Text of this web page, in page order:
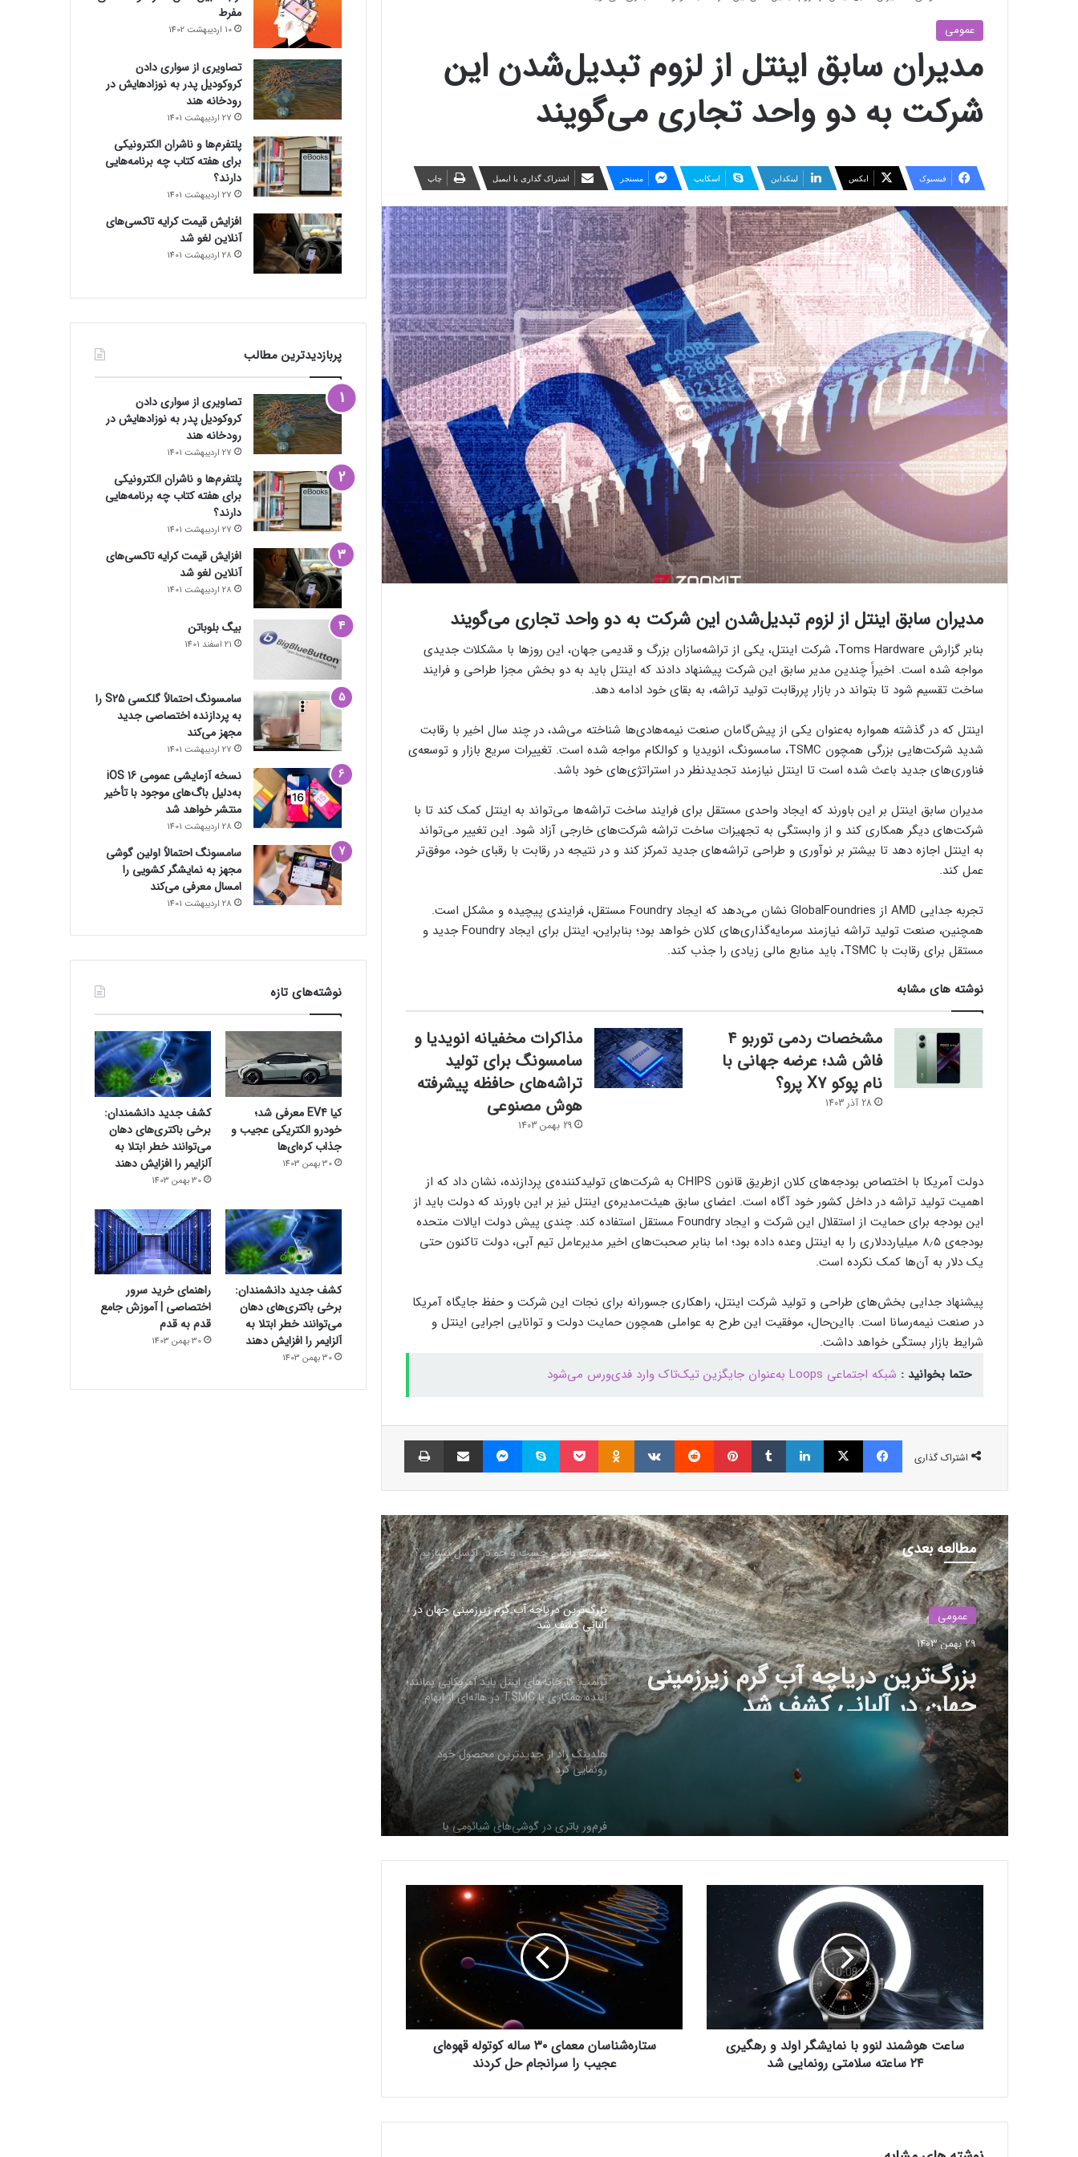
عمومی
مدیران سابق اینتل از لزوم‌ تبدیل‌شدن این
شرکت به دو واحد تجاری می‌گویند
فیسبوک ایکس لینکداین اسکایپ مسنجر اشتراک گذاری با ایمیل چاپ
مدیران سابق اینتل از لزوم‌ تبدیل‌شدن این شرکت به دو واحد تجاری می‌گویند
بنابر گزارش Toms Hardware، شرکت اینتل، یکی از تراشه‌سازان بزرگ‌ و قدیمی‌ جهان، این روزها با مشکلات جدیدی
مواجه شده است. اخیراً چندین مدیر سابق این شرکت پیشنهاد دادند که اینتل باید به دو بخش مجزا طراحی و فرایند
ساخت تقسیم شود تا بتواند در بازار پررقابت تولید تراشه، به بقای خود ادامه دهد.
اینتل که در گذشته همواره به‌عنوان یکی از پیش‌گامان صنعت نیمه‌هادی‌ها شناخته می‌شد، در چند سال‌ اخیر با رقابت
شدید شرکت‌هایی بزرگی همچون TSMC، سامسونگ، انویدیا و کوالکام مواجه شده است. تغییرات سریع بازار و توسعه‌ی
فناوری‌های جدید باعث شده است تا اینتل نیازمند تجدیدنظر در استراتژی‌های خود باشد.
مدیران سابق اینتل بر این باورند که ایجاد واحدی مستقل برای فرایند ساخت تراشه‌ها می‌تواند به اینتل کمک کند تا با
شرکت‌های دیگر همکاری کند و از وابستگی به تجهیزات ساخت تراشه شرکت‌های خارجی آزاد شود. این تغییر می‌تواند
به اینتل اجازه دهد تا بیشتر بر نوآوری و طراحی تراشه‌های جدید تمرکز کند و در نتیجه در رقابت با رقبای خود، موفق‌تر
عمل کند.
تجربه جدایی AMD از GlobalFoundries نشان می‌دهد که ایجاد Foundry مستقل، فرایندی پیچیده و مشکل است.
همچنین، صنعت تولید تراشه نیازمند سرمایه‌گذاری‌های کلان خواهد بود؛ بنابراین، اینتل برای ایجاد Foundry جدید و
مستقل برای رقابت با TSMC، باید منابع مالی زیادی را جذب کند.
نوشته های مشابه
مشخصات ردمی توربو ۴
فاش شد؛ عرضه جهانی با
نام پوکو X7 پرو؟
28 آذر 1403
مذاکرات مخفیانه انویدیا و
سامسونگ برای تولید
تراشه‌های حافظه پیشرفته
هوش مصنوعی
29 بهمن 1403
دولت آمریکا با اختصاص بودجه‌های کلان ازطریق قانون CHIPS به شرکت‌های تولیدکننده‌ی پردازنده، نشان داد که از
اهمیت تولید تراشه در داخل کشور خود آگاه است. اعضای سابق هیئت‌مدیره‌ی اینتل نیز بر این باورند که دولت باید از
این بودجه برای حمایت از استقلال این شرکت و ایجاد Foundry مستقل استفاده کند. چندی پیش دولت ایالات متحده
بودجه‌ی ۸٫۵ میلیارددلاری را به اینتل وعده داده بود؛ اما بنابر صحبت‌های اخیر مدیرعامل تیم آبی، دولت تاکنون حتی
یک دلار به آن‌ها کمک نکرده است.
پیشنهاد جدایی بخش‌های طراحی و تولید شرکت اینتل، راهکاری جسورانه برای نجات این شرکت و حفظ جایگاه آمریکا
در صنعت نیمه‌رسانا است. بااین‌حال، موفقیت این طرح به عواملی همچون حمایت دولت و توانایی اجرایی اینتل و
شرایط بازار بستگی خواهد داشت.
حتما بخوانید : شبکه اجتماعی Loops به‌عنوان جایگزین تیک‌تاک وارد فدی‌ورس می‌شود
اشتراک گذاری
فیسبوک ایکس لینکداین تامبلر پینتریست Reddit
VKontakte
Odnoklassniki پاکت اسکایپ مسنجر اشتراک گذاری با ایمیل
مطالعه بعدی
عمومی
29 بهمن 1403
بزرگ‌ترین دریاچه آب گرم زیرزمینی
جهان در آلبانی کشف شد
فرم‌ور باتری در گوشی‌های شیائومی با
بیشتر مواد با حرارت‌دادن نرم می‌شوند؛ پس
چرا تخم مرغ سفت می‌شود؟
گذاشت؛ پایانی بر عصر کامت‌لیک
گیمرها، محتواسازان و کسب‌وکارها
کم‌درآمد ارائه می‌شود
چگونه باکس جست و جو در اکسل بسازیم؟
بزرگ‌ترین دریاچه آب گرم زیرزمینی جهان در
آلبانی کشف شد
ترامپ: کارخانه‌های اینتل باید آمریکایی بمانند؛
آینده همکاری با TSMC در هاله‌ای از ابهام
هلدینگ راد از جدیدترین محصول خود
رونمایی کرد
فرم‌ور باتری در گوشی‌های شیائومی با
سیستم‌عامل HyperOS 2.0 به‌روزرسانی
مخفی دریافت کرد
بیشتر مواد با حرارت‌دادن نرم می‌شوند؛ پس
چرا تخم مرغ سفت می‌شود؟
مایکروسافت پشتیبانی از پردازنده‌های نسل ۱۰
اینتل را در ویندوز Windows 11 24H2 کنار
گذاشت؛ پایانی بر عصر کامت‌لیک
نسل جدید مانیتور استودیو دیسپلی اپل سال
۲۰۲۶ از راه می‌رسد؛ گزارش بلومبرگ
همراه اول | مودم‌های رومیزی 5G انتخاب اول
ع
ه
و
م
ن
و
ساعت هوشمند لنوو با نمایشگر اولد و رهگیری
۲۴ ساعته سلامتی رونمایی شد
ر
س
ع
ستاره‌شناسان معمای ۳۰ ساله کوتوله قهوه‌ای
عجیب را سرانجام حل کردند
مفرط
10 اردیبهشت 1402
تصاویری از سواری دادن
کروکودیل پدر به نوزادهایش در
رودخانه هند
27 اردیبهشت 1401
پلتفرم‌ها و ناشران الکترونیکی
برای هفته کتاب چه برنامه‌هایی
دارند؟
27 اردیبهشت 1401
افزایش قیمت کرایه تاکسی‌های
آنلاین لغو شد
28 اردیبهشت 1401
پربازدیدترین مطالب
تصاویری از سواری دادن
کروکودیل پدر به نوزادهایش در
رودخانه هند
27 اردیبهشت 1401
پلتفرم‌ها و ناشران الکترونیکی
برای هفته کتاب چه برنامه‌هایی
دارند؟
27 اردیبهشت 1401
افزایش قیمت کرایه تاکسی‌های
آنلاین لغو شد
28 اردیبهشت 1401
بیگ بلوباتن
21 اسفند 1401
سامسونگ احتمالاً گلکسی S25 را
به پردازنده اختصاصی جدید
مجهز می‌کند
27 اردیبهشت 1401
نسخه آزمایشی عمومی iOS 16
به‌دلیل باگ‌های موجود با تأخیر
منتشر خواهد شد
28 اردیبهشت 1401
سامسونگ احتمالاً اولین گوشی
مجهز به نمایشگر کشویی را
امسال معرفی می‌کند
28 اردیبهشت 1401
نوشته‌های تازه
کیا EV4 معرفی شد؛
خودرو الکتریکی عجیب و
جذاب کره‌ای‌ها
30 بهمن 1403
کشف جدید دانشمندان:
برخی باکتری‌های دهان
می‌توانند خطر ابتلا به
آلزایمر را افزایش دهند
30 بهمن 1403
کشف جدید دانشمندان:
برخی باکتری‌های دهان
می‌توانند خطر ابتلا به
آلزایمر را افزایش دهند
30 بهمن 1403
راهنمای خرید سرور
اختصاصی | آموزش جامع
قدم به قدم
30 بهمن 1403